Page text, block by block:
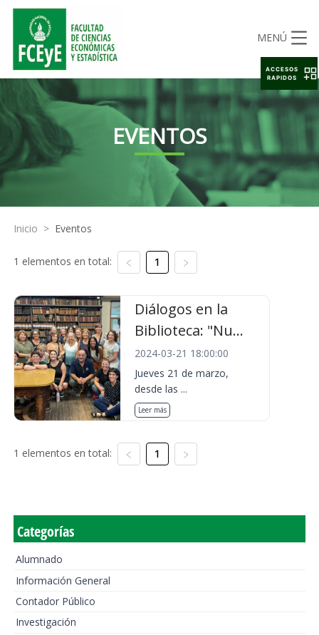
MENÚ
EVENTOS
Inicio > Eventos
1 elementos en total: 1
Diálogos en la
Biblioteca: "Nu...
2024-03-21 18:00:00
Jueves 21 de marzo,
desde las ...
Leer más
1 elementos en total: 1
Categorías
Alumnado
Información General
Contador Público
Investigación
ACCESOS
RAPIDOS